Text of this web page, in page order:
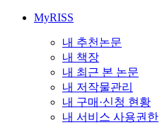
MyRISS
내 추천논문
내 책장
내 최근 본 논문
내 저작물관리
내 구매·신청 현황
내 서비스 사용권한